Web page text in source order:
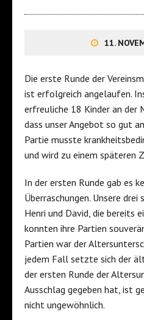
11.
Die erste Runde der
ist erfolgreich angelaufen.
erfreuliche 18 Kinder an der
dass unser Angebot so gut
Partie musste
und wird zu einem späteren
In der ersten Runde gab es
Überraschungen. Unsere
Henri und David, die bereits
konnten ihre Partien
Partien war der
jedem Fall setzte sich der
der ersten Runde der
Ausschlag gegeben hat, ist
nicht ungewöhnlich.